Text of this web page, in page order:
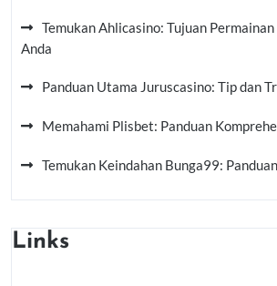
Temukan Ahlicasino: Tujuan
Anda
Panduan Utama Juruscasino: Tip dan
Memahami Plisbet: Panduan
Temukan Keindahan Bunga99:
Links